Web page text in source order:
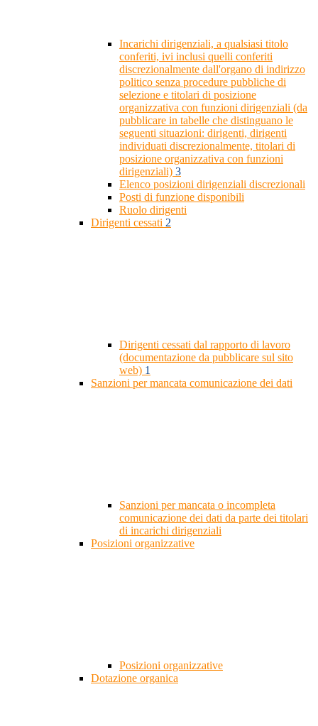
Incarichi dirigenziali, a qualsiasi titolo
conferiti, ivi inclusi quelli conferiti
discrezionalmente dall'organo di indirizzo
politico senza procedure pubbliche di
selezione e titolari di posizione
organizzativa con funzioni dirigenziali (da
pubblicare in tabelle che distinguano le
seguenti situazioni: dirigenti, dirigenti
individuati discrezionalmente, titolari di
posizione organizzativa con funzioni
dirigenziali) 3
Elenco posizioni dirigenziali discrezionali
Posti di funzione disponibili
Ruolo dirigenti
Dirigenti cessati 2
Dirigenti cessati dal rapporto di lavoro
(documentazione da pubblicare sul sito
web) 1
Sanzioni per mancata comunicazione dei dati
Sanzioni per mancata o incompleta
comunicazione dei dati da parte dei titolari
di incarichi dirigenziali
Posizioni organizzative
Posizioni organizzative
Dotazione organica